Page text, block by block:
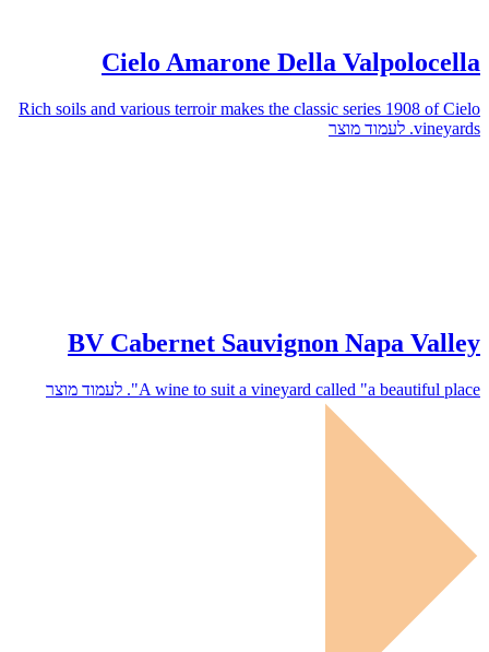
Cielo Amarone Della Valpolocella
Rich soils and various terroir makes the classic series 1908 of Cielo
vineyards. לעמוד מוצר
BV Cabernet Sauvignon Napa Valley
A wine to suit a vineyard called "a beautiful place". לעמוד מוצר